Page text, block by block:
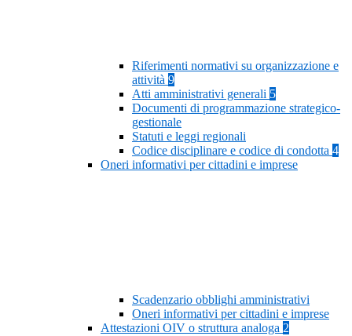
Riferimenti normativi su organizzazione e
attività 9
Atti amministrativi generali 5
Documenti di programmazione strategico-
gestionale
Statuti e leggi regionali
Codice disciplinare e codice di condotta 4
Oneri informativi per cittadini e imprese
Scadenzario obblighi amministrativi
Oneri informativi per cittadini e imprese
Attestazioni OIV o struttura analoga 2